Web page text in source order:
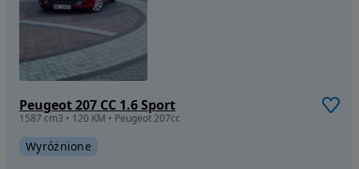
Peugeot 207 CC 1.6 Sport
1587 cm3 • 120 KM • Peugeot 207cc
Wyróżnione